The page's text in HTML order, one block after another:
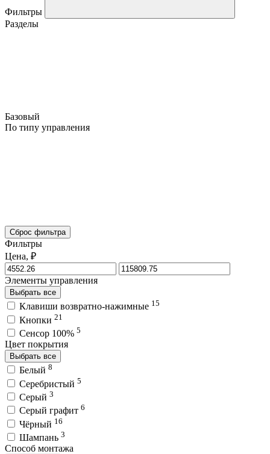
Фильтры
Разделы
Базовый
По типу управления
Сброс фильтра
Фильтры
Цена, ₽
Элементы управления
Выбрать все
Клавиши возвратно-нажимные 15
Кнопки 21
Сенсор 100% 5
Цвет покрытия
Выбрать все
Белый 8
Серебристый 5
Серый 3
Серый графит 6
Чёрный 16
Шампань 3
Способ монтажа